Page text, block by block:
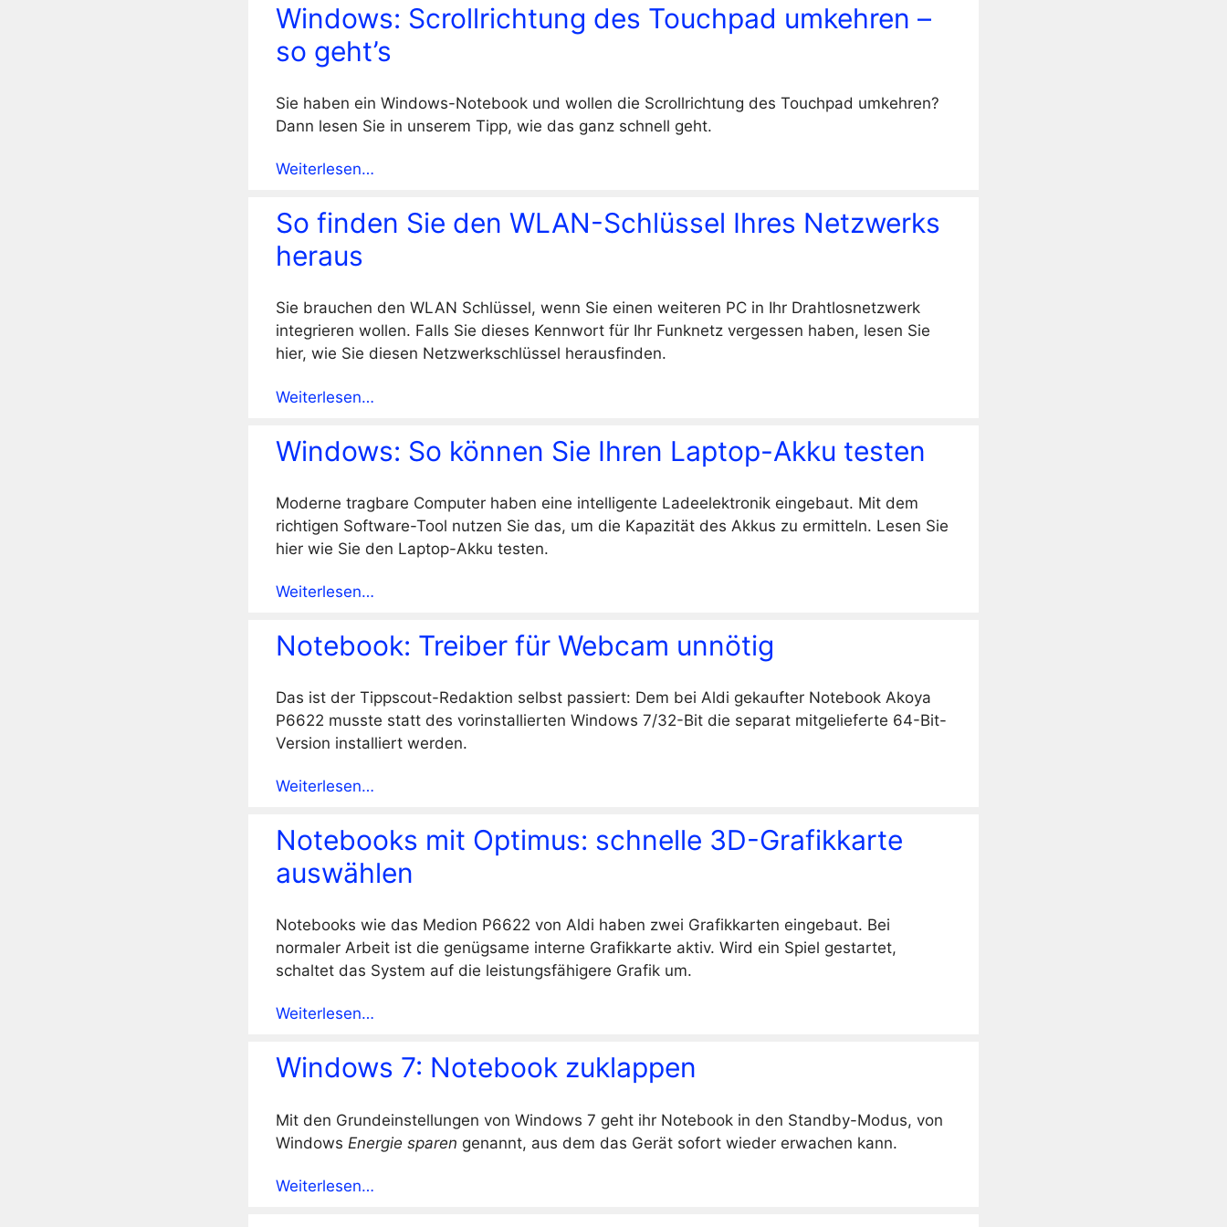
Windows: Scrollrichtung des Touchpad umkehren –
so geht’s
Sie haben ein Windows-Notebook und wollen die Scrollrichtung des Touchpad umkehren?
Dann lesen Sie in unserem Tipp, wie das ganz schnell geht.
Weiterlesen…
So finden Sie den WLAN-Schlüssel Ihres Netzwerks
heraus
Sie brauchen den WLAN Schlüssel, wenn Sie einen weiteren PC in Ihr Drahtlosnetzwerk
integrieren wollen. Falls Sie dieses Kennwort für Ihr Funknetz vergessen haben, lesen Sie
hier, wie Sie diesen Netzwerkschlüssel herausfinden.
Weiterlesen…
Windows: So können Sie Ihren Laptop-Akku testen
Moderne tragbare Computer haben eine intelligente Ladeelektronik eingebaut. Mit dem
richtigen Software-Tool nutzen Sie das, um die Kapazität des Akkus zu ermitteln. Lesen Sie
hier wie Sie den Laptop-Akku testen.
Weiterlesen…
Notebook: Treiber für Webcam unnötig
Das ist der Tippscout-Redaktion selbst passiert: Dem bei Aldi gekaufter Notebook Akoya
P6622 musste statt des vorinstallierten Windows 7/32-Bit die separat mitgelieferte 64-Bit-
Version installiert werden.
Weiterlesen…
Notebooks mit Optimus: schnelle 3D-Grafikkarte
auswählen
Notebooks wie das Medion P6622 von Aldi haben zwei Grafikkarten eingebaut. Bei
normaler Arbeit ist die genügsame interne Grafikkarte aktiv. Wird ein Spiel gestartet,
schaltet das System auf die leistungsfähigere Grafik um.
Weiterlesen…
Windows 7: Notebook zuklappen
Mit den Grundeinstellungen von Windows 7 geht ihr Notebook in den Standby-Modus, von
Windows Energie sparen genannt, aus dem das Gerät sofort wieder erwachen kann.
Weiterlesen…